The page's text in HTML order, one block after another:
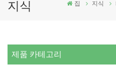
지식 집 지식
제품 카테고리